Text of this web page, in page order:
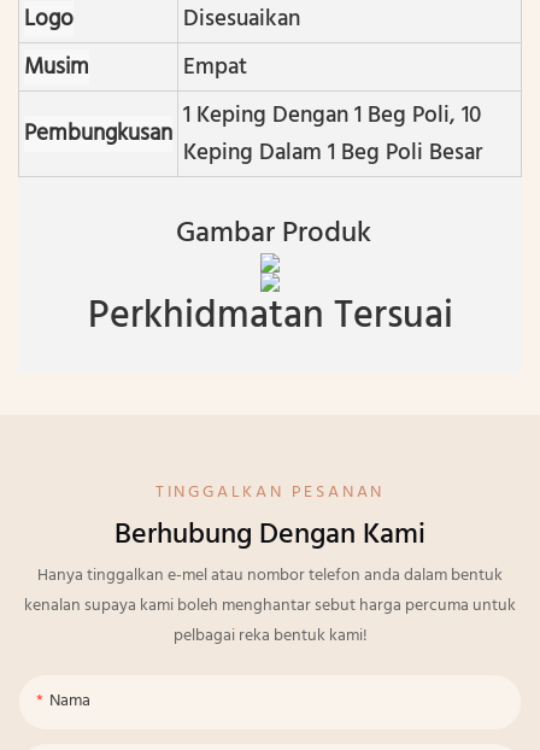
Logo
Disesuaikan
Musim
Empat
Pembungkusan 1 Keping Dengan 1 Beg Poli , 10
Keping Dalam 1 Beg Poli Besar
Gambar Produk
Perkhidmatan Tersuai
TINGGALKAN PESANAN
Berhubung Dengan Kami
Hanya tinggalkan e-mel atau nombor telefon anda dalam bentuk
kenalan supaya kami boleh menghantar sebut harga percuma untuk
pelbagai reka bentuk kami!
Nama